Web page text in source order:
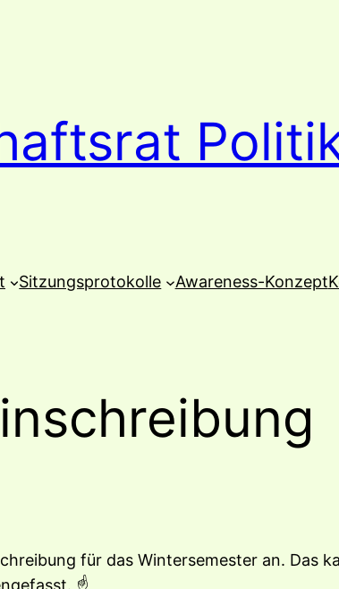
Sitzungsprotokolle Awareness-Konzept
für das Wintersemester an. Das
☝️